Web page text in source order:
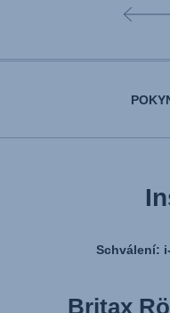
Schválení:
Britax